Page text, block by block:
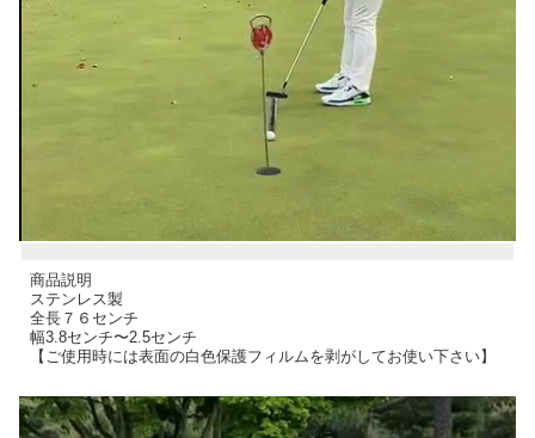
商品説明
ステンレス製
全長７６センチ
幅3.8センチ〜2.5センチ
【ご使用時には表面の白色保護フィルムを剥がしてお使い下さい】